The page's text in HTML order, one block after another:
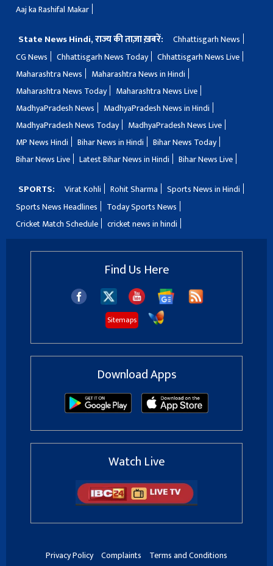
Aaj ka Rashifal Makar
State News Hindi, राज्य की ताज़ा ख़बरें:
Chhattisgarh News
CG News
Chhattisgarh News Today
Chhattisgarh News Live
Maharashtra News
Maharashtra News in Hindi
Maharashtra News Today
Maharashtra News Live
MadhyaPradesh News
MadhyaPradesh News in Hindi
MadhyaPradesh News Today
MadhyaPradesh News Live
MP News Hindi
Bihar News in Hindi
Bihar News Today
Bihar News Live
Latest Bihar News in Hindi Bihar News Live
SPORTS: Virat Kohli Rohit Sharma
Sports News in Hindi
Sports News Headlines
Today Sports News
Cricket Match Schedule
cricket news in hindi
Find Us Here
Sitemaps
Download Apps
Watch Live
Privacy Policy Complaints
Terms and Conditions